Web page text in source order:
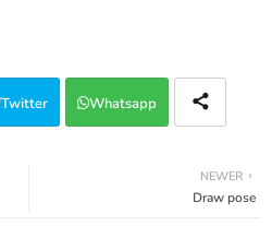
Twitter Whatsapp
NEWER
Draw pose